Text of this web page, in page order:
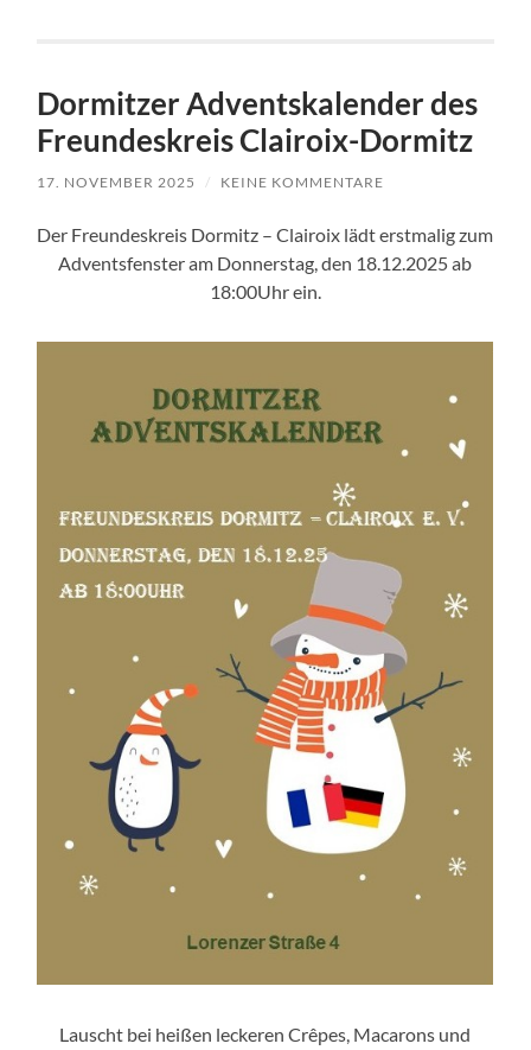
Dormitzer Adventskalender des
Freundeskreis Clairoix-Dormitz
17. NOVEMBER 2025 / KEINE KOMMENTARE
Der Freundeskreis Dormitz – Clairoix lädt erstmalig zum
Adventsfenster am Donnerstag, den 18.12.2025 ab
18:00Uhr ein.
Lauscht bei heißen leckeren Crêpes, Macarons und